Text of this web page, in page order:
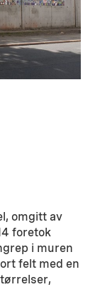
omgitt av
foretok
i muren
felt med en